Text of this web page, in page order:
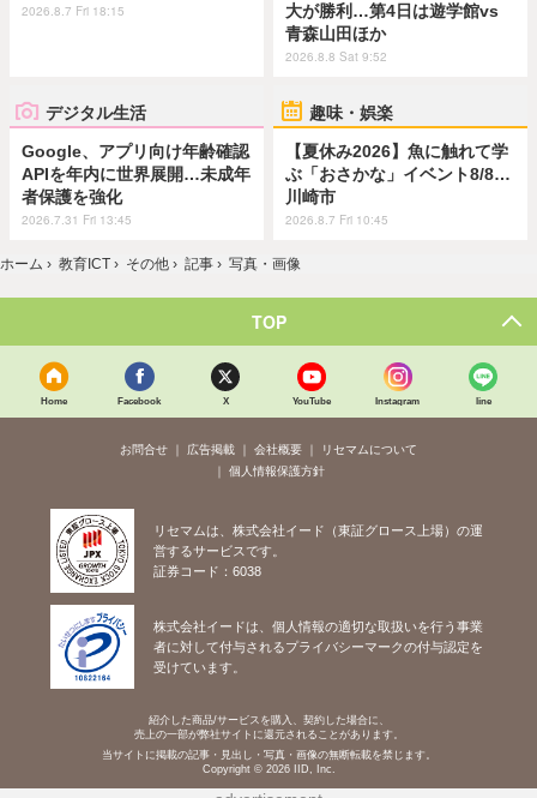
2026.8.7 Fri 18:15
大が勝利…第4日は遊学館vs
青森山田ほか
2026.8.8 Sat 9:52
デジタル生活
Google、アプリ向け年齢確認
APIを年内に世界展開…未成年
者保護を強化
2026.7.31 Fri 13:45
趣味・娯楽
【夏休み2026】魚に触れて学
ぶ「おさかな」イベント8/8…
川崎市
2026.8.7 Fri 10:45
ホーム › 教育ICT › その他 › 記事 › 写真・画像
TOP
Home Facebook X YouTube Instagram line
お問合せ 広告掲載 会社概要
リセマムについて
個人情報保護方針
リセマムは、株式会社イード（東証グロース上場）の運
営するサービスです。
証券コード：6038
株式会社イードは、個人情報の適切な取扱いを行う事業
者に対して付与されるプライバシーマークの付与認定を
受けています。
紹介した商品/サービスを購入、契約した場合に、
売上の一部が弊社サイトに還元されることがあります。
当サイトに掲載の記事・見出し・写真・画像の無断転載を禁じます。
Copyright © 2026 IID, Inc.